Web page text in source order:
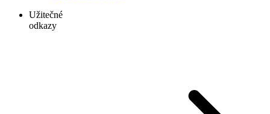
Užitečné
odkazy